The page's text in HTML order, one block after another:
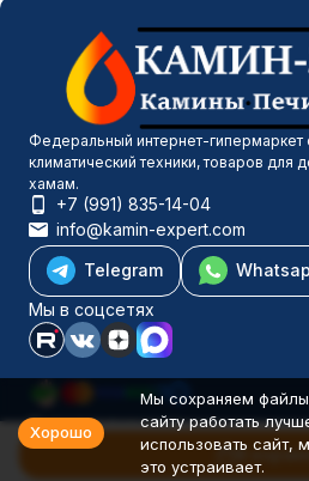
В
Федеральный интернет-гипермаркет
климатический техники, товаров для
хамам.
+7 (991) 835-14-04
info@kamin-expert.com
Telegram
Мы в соцсетях
Каталог товаров
Компания
Хорошо
Мы сохраняем
сайту работать
использовать сайт,
это устраивает.